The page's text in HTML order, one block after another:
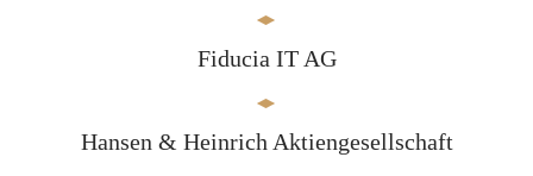
Fiducia IT AG
Hansen & Heinrich Aktiengesellschaft